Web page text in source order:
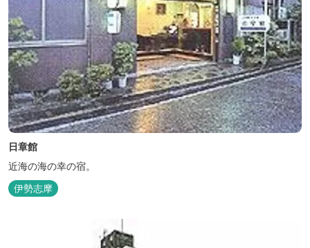
日章館
近海の海の幸の宿。
伊勢志摩